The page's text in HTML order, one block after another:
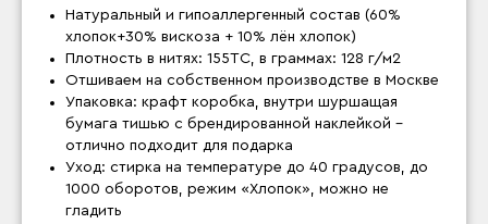
Натуральный и гипоаллергенный состав (60%
хлопок+30% вискоза + 10% лён хлопок)
Плотность в нитях: 155ТС, в граммах: 128 г/м2
Отшиваем на собственном производстве в Москве
Упаковка: крафт коробка, внутри шуршащая
бумага тишью с брендированной наклейкой –
отлично подходит для подарка
Уход: стирка на температуре до 40 градусов, до
1000 оборотов, режим «Хлопок», можно не
гладить